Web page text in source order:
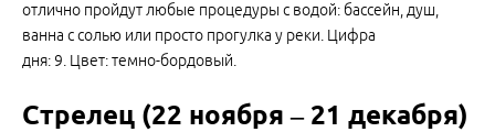
отлично пройдут любые процедуры с водой: бассейн, душ,
ванна с солью или просто прогулка у реки. Цифра
дня: 9. Цвет: темно-бордовый.
Стрелец (22 ноября – 21 декабря)